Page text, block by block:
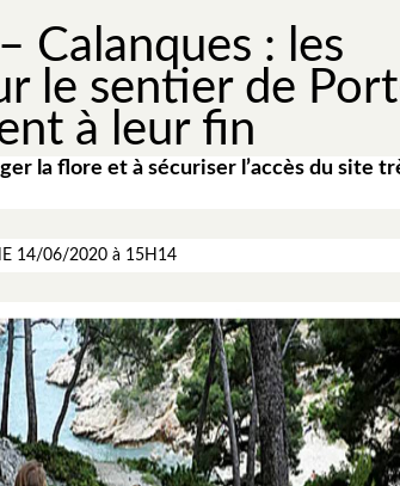
Calanques : les
le sentier de
à leur fin
la flore et à sécuriser l’accès du site
14/06/2020 à 15H14